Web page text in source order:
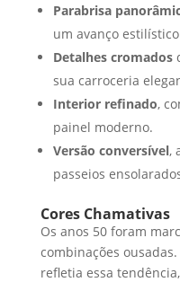
Parabrisa
um avanço
Detalhes cromados
sua carroceria
Interior refinado,
painel moderno.
Versão conversível,
passeios
Cores Chamativas
Os anos 50 foram
combinações
refletia essa